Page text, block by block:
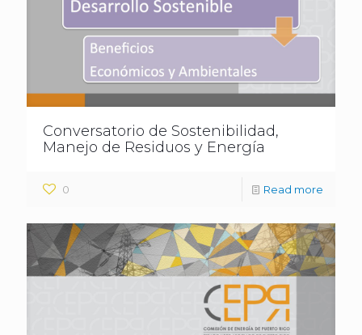
Conversatorio de Sostenibilidad,
Manejo de Residuos y Energía
0 Read more